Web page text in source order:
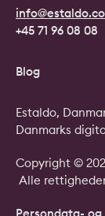
+45 71 96 08 08
Blog
Copyright ©
Alle
Persondata-
Estaldo,
Danmarks